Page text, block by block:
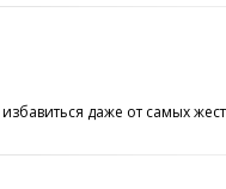
даже от самых